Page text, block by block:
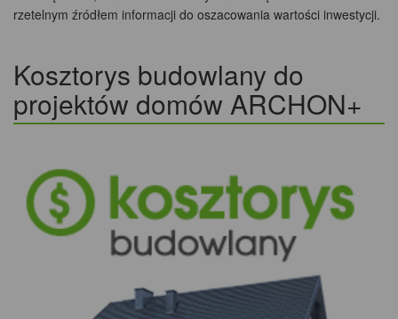
rzetelnym źródłem informacji do oszacowania wartości inwestycji.
Kosztorys budowlany do
projektów domów ARCHON+